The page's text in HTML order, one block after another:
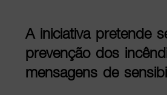
A iniciativa pretende
prevenção dos
mensagens de